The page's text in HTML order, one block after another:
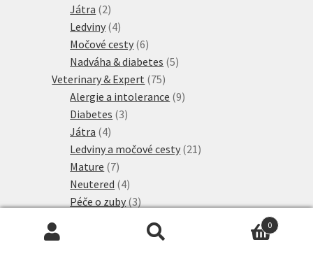
Játra 22
produkty
Ledviny 44
produkty
Močové cesty 66
produktů
Nadváha & diabetes 55
Veterinary & Expert 7575
produktů
Alergie a intolerance 99
Diabetes 33
Játra 44
produkty
Ledviny a močové cesty 21 21
Mature 77
produktů
Neutered 44
produkty
Péče o zuby 33
3
0